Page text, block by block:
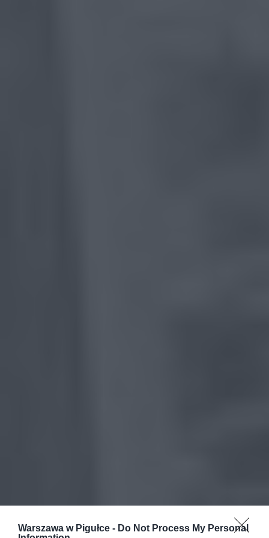
Warszawa w Pigułce - Do Not Process My Personal